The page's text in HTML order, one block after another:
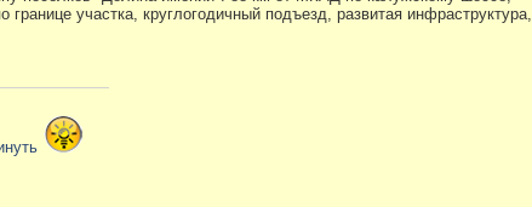
участка, круглогодичный подъезд, развитая инфраструктура,